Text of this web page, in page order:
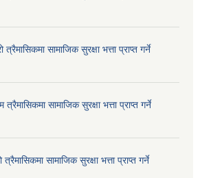
सामाजिक सुरक्षा भत्ता प्राप्त गर्ने
सामाजिक सुरक्षा भत्ता प्राप्त गर्ने
सामाजिक सुरक्षा भत्ता प्राप्त गर्ने